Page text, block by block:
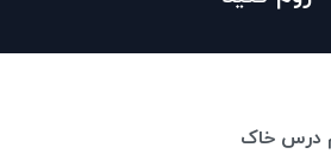
درس خاک